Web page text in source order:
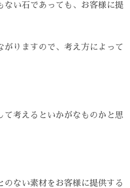
ない石であっても、お客様に提
がりますので、考え方によって
て考えるといかがなものかと思
のない素材をお客様に提供する